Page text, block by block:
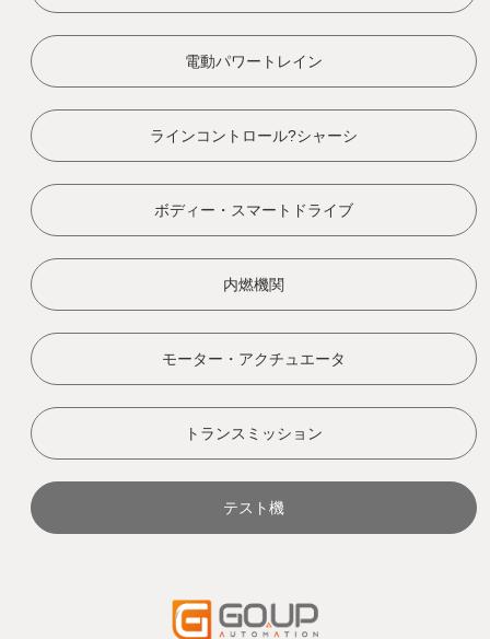
電動パワートレイン
ラインコントロール?シャーシ
ボディー・スマートドライブ
内燃機関
モーター・アクチュエータ
トランスミッション
テスト機